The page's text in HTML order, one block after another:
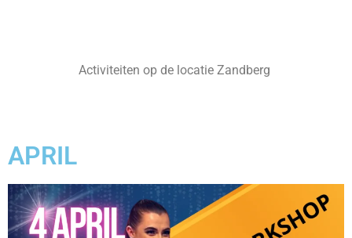
Activiteiten op de locatie Zandberg
APRIL